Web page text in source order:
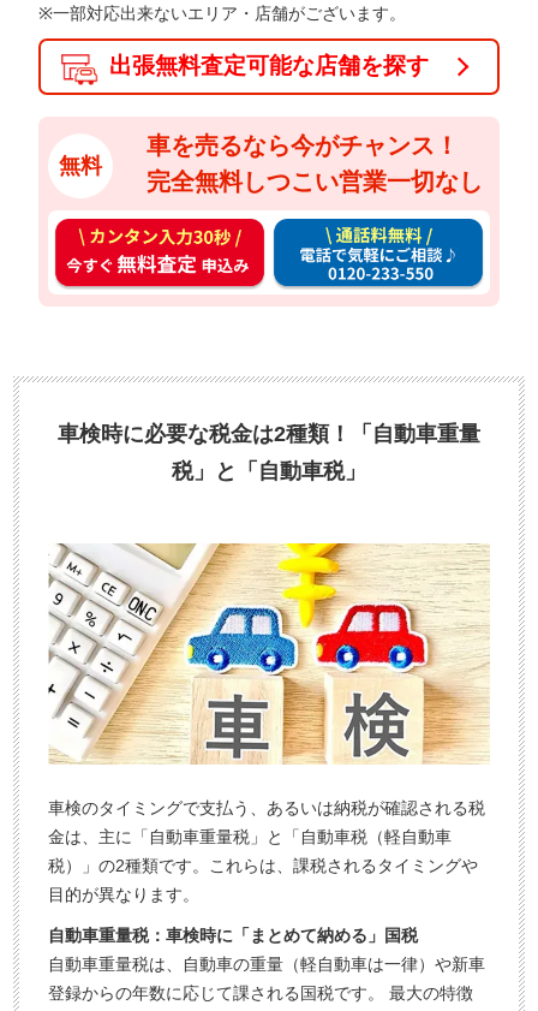
※一部対応出来ないエリア・店舗がございます。
出張無料査定可能な店舗を探す
無料
車を売るなら今がチャンス！
完全無料しつこい営業一切なし
カ
ン
タ
力
3
す
ぐ
無
料
査
定
申
込
み
通
料
お
電
話
で
軽
に
ご
相
談
車検時に必要な税金は2種類！「自動車重量
税」と「自動車税」
車検のタイミングで支払う、あるいは納税が確認される税
金は、主に「自動車重量税」と「自動車税（軽自動車
税）」の2種類です。これらは、課税されるタイミングや
目的が異なります。
自動車重量税：車検時に「まとめて納める」国税
自動車重量税は、自動車の重量（軽自動車は一律）や新車
登録からの年数に応じて課される国税です。 最大の特徴